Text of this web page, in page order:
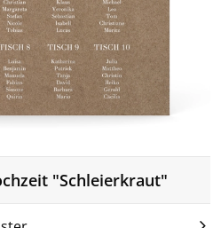
"Schleierkraut"